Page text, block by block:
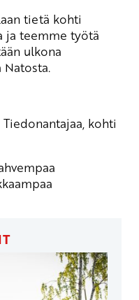
tietä kohti
ja teemme työtä
ulkona
kohti